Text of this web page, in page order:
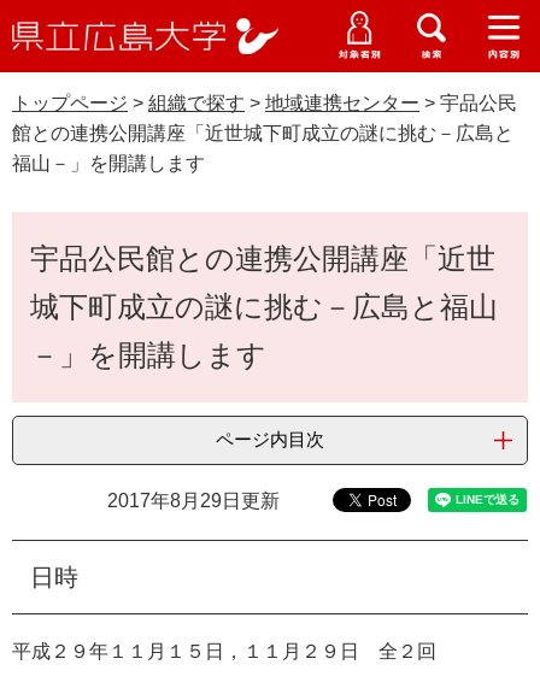
ー
ジ
先
頭
ニ
ュ
を
飛
ニ
ュ
ー
ニ
ー
ニ
ュ
ー
立
大
学
受験生の皆さま
在学生の皆さま
地域・企業の皆さま
研究者の皆さま
受験生特設サイト
WEB版大学案内
資料請求
交通アクセス
English
中文簡体 中文繁体
o
l
ス
ム
すべて ページ PDF
大学概要
学部・大学院・専攻科
学生生活・就職支援
研究・地域連携・国際交流
入試情報
トップページ > 組織で探す > 地域連携センター > 宇品公民
館との連携公開講座「近世城下町成立の謎に挑む－広島と
福山－」を開講します
文宇品公民館との連携公開講座「近世
城下町成立の謎に挑む－広島と福山
－」を開講します
ページ内目次
2017年8月29日更新
日時
平成２９年１１月１５日，１１月２９日 全２回